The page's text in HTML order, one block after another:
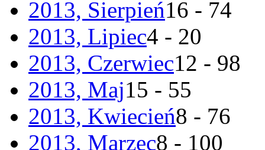
2013, Sierpień16 - 74
2013, Lipiec4 - 20
2013, Czerwiec12 - 98
2013, Maj15 - 55
2013, Kwiecień8 - 76
2013, Marzec8 - 100